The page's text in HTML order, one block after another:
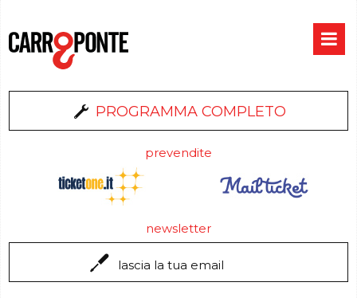
PROGRAMMA COMPLETO
prevendite
newsletter